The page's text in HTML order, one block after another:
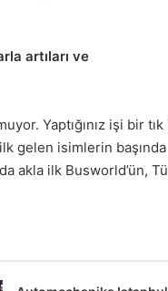
artıları ve
Yaptığınız işi bir tık
gelen isimlerin başında
akla ilk Busworld’ün,